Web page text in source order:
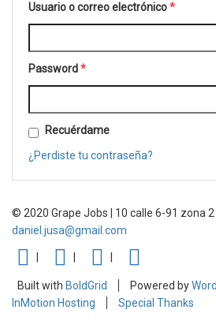
Usuario o correo electrónico*
Password*
Recuérdame
¿Perdiste tu contraseña?
© 2020 Grape Jobs | 10 calle 6-91 zona 2
daniel.jusa@gmail.com
FACEBOOKTWITTERINSTAGRAM
Built with BoldGrid Powered by
InMotion Hosting
Special Thanks